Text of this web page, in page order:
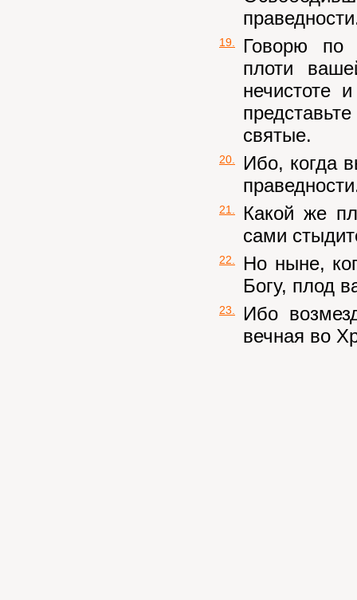
19.
Говорю по
плоти
нечистоте
святые.
20.
Ибо, когда
21.
Какой же
сами
22.
Но ныне,
Богу, плод
23.
Ибо
вечная во